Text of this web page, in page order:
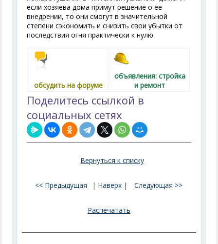
если хозяева дома примут решение о ее
внедрении, то они смогут в значительной
степени сэкономить и снизить свои убытки от
последствия огня практически к нулю.
обсудить на форуме
объявления: стройка
и ремонт
Поделитесь ссылкой в
социальных сетях
Вернуться к списку
<< Предыдущая | Наверх | Следующая >>
Распечатать